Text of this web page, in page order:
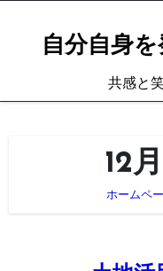
自分自身
共感と
12
ホームペ